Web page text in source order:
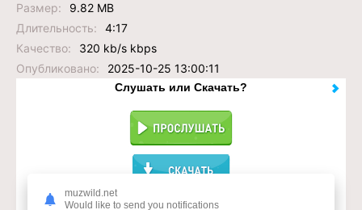
Размер:
9.82 MB
Длительность:
4:17
Качество:
320 kb/s kbps
Опубликовано:
2025-10-25 13:00:11
Слушать или Скачать?
muzwild.net
Would like to send you notifications